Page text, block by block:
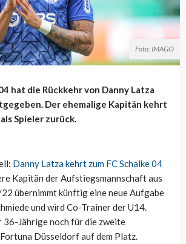
Foto: IMAGO
hat die Rückkehr von Danny Latza
Der ehemalige Kapitän kehrt
Spieler zurück.
Danny Latza kehrt zum FC Schalke 04
Kapitän der Aufstiegsmannschaft aus
übernimmt künftig eine neue Aufgabe
und wird Co-Trainer der U14.
36-Jährige noch für die zweite
Düsseldorf auf dem Platz.